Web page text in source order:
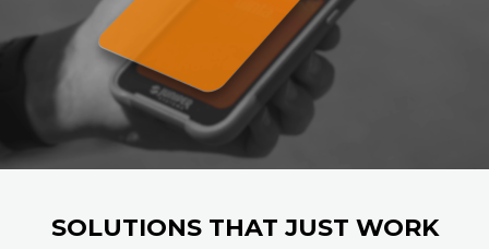
SOLUTIONS THAT JUST WORK